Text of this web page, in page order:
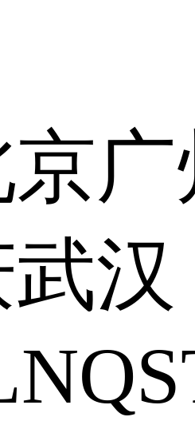
广
武汉
NQS